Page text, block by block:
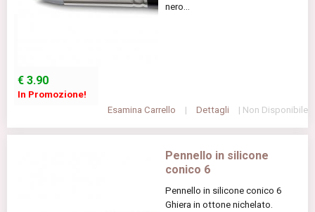
nero...
€ 3.90
In Promozione!
Esamina Carrello
| Dettagli | Non Disponibile
Pennello in silicone
conico 6
Pennello in silicone conico 6
Ghiera in ottone nichelato.